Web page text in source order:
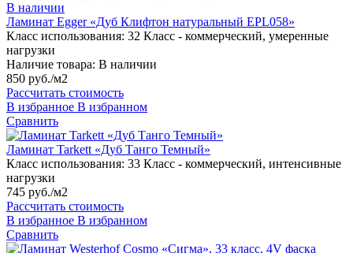
В наличии
Ламинат Egger «Дуб Клифтон натуральный EPL058»
Класс использования: 32 Класс - коммерческий, умеренные
нагрузки
Наличие товара: В наличии
850 руб./м2
Рассчитать стоимость
В избранное В избранном
Сравнить
Ламинат Tarkett «Дуб Танго Темный»
Класс использования: 33 Класс - коммерческий, интенсивные
нагрузки
745 руб./м2
Рассчитать стоимость
В избранное В избранном
Сравнить